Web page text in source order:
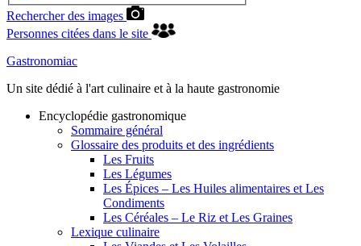
Rechercher des images
Personnes citées dans le site
Gastronomiac
Un site dédié à l'art culinaire et à la haute gastronomie
Encyclopédie gastronomique
Sommaire général
Glossaire des produits et des ingrédients
Les Fruits
Les Légumes
Les Épices – Les Huiles alimentaires et Les
Condiments
Les Céréales – Le Riz et Les Graines
Lexique culinaire